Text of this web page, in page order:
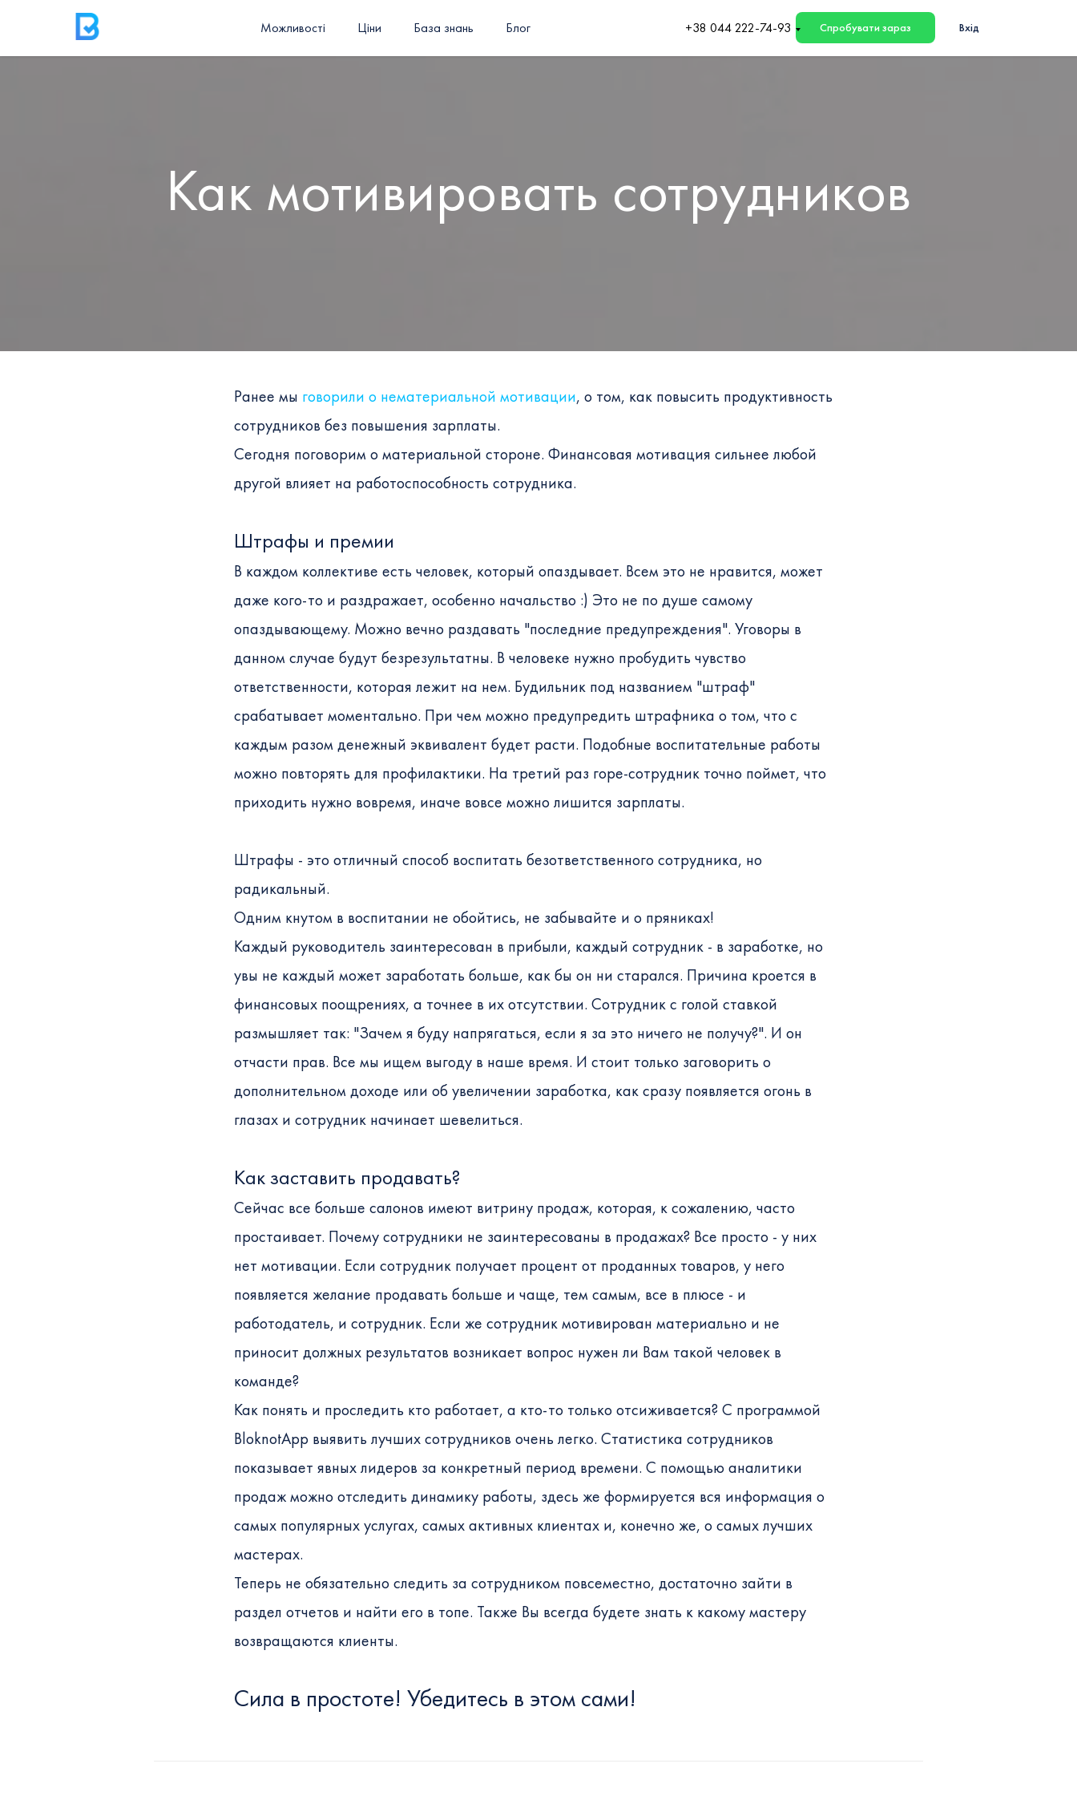
Можливості Ціни База знань Блог +38 044 222-74-93 Спробувати зараз Вхід
Как мотивировать сотрудников
Ранее мы говорили о нематериальной мотивации, о том, как повысить продуктивность
сотрудников без повышения зарплаты.
Сегодня поговорим о материальной стороне. Финансовая мотивация сильнее любой
другой влияет на работоспособность сотрудника.
Штрафы и премии
В каждом коллективе есть человек, который опаздывает. Всем это не нравится, может
даже кого-то и раздражает, особенно начальство :) Это не по душе самому
опаздывающему. Можно вечно раздавать "последние предупреждения". Уговоры в
данном случае будут безрезультатны. В человеке нужно пробудить чувство
ответственности, которая лежит на нем. Будильник под названием "штраф"
срабатывает моментально. При чем можно предупредить штрафника о том, что с
каждым разом денежный эквивалент будет расти. Подобные воспитательные работы
можно повторять для профилактики. На третий раз горе-сотрудник точно поймет, что
приходить нужно вовремя, иначе вовсе можно лишится зарплаты.
Штрафы - это отличный способ воспитать безответственного сотрудника, но
радикальный.
Одним кнутом в воспитании не обойтись, не забывайте и о пряниках!
Каждый руководитель заинтересован в прибыли, каждый сотрудник - в заработке, но
увы не каждый может заработать больше, как бы он ни старался. Причина кроется в
финансовых поощрениях, а точнее в их отсутствии. Сотрудник с голой ставкой
размышляет так: "Зачем я буду напрягаться, если я за это ничего не получу?". И он
отчасти прав. Все мы ищем выгоду в наше время. И стоит только заговорить о
дополнительном доходе или об увеличении заработка, как сразу появляется огонь в
глазах и сотрудник начинает шевелиться.
Как заставить продавать?
Сейчас все больше салонов имеют витрину продаж, которая, к сожалению, часто
простаивает. Почему сотрудники не заинтересованы в продажах? Все просто - у них
нет мотивации. Если сотрудник получает процент от проданных товаров, у него
появляется желание продавать больше и чаще, тем самым, все в плюсе - и
работодатель, и сотрудник. Если же сотрудник мотивирован материально и не
приносит должных результатов возникает вопрос нужен ли Вам такой человек в
команде?
Как понять и проследить кто работает, а кто-то только отсиживается? С программой
BloknotApp выявить лучших сотрудников очень легко. Статистика сотрудников
показывает явных лидеров за конкретный период времени. С помощью аналитики
продаж можно отследить динамику работы, здесь же формируется вся информация о
самых популярных услугах, самых активных клиентах и, конечно же, о самых лучших
мастерах.
Теперь не обязательно следить за сотрудником повсеместно, достаточно зайти в
раздел отчетов и найти его в топе. Также Вы всегда будете знать к какому мастеру
возвращаются клиенты.
Сила в простоте! Убедитесь в этом сами!